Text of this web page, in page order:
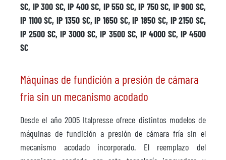
SC, IP 300 SC, IP 400 SC, IP 550 SC, IP 750 SC, IP 900 SC,
IP 1100 SC, IP 1350 SC, IP 1650 SC, IP 1850 SC, IP 2150 SC,
IP 2500 SC, IP 3000 SC, IP 3500 SC, IP 4000 SC, IP 4500
SC
Máquinas de fundición a presión de cámara
fría sin un mecanismo acodado
Desde el año 2005 Italpresse ofrece distintos modelos de
máquinas de fundición a presión de cámara fría sin el
mecanismo acodado incorporado. El reemplazo del